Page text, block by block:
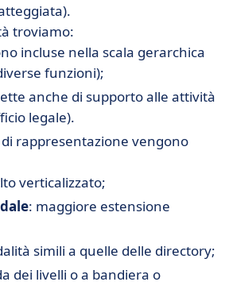
troviamo:
incluse nella scala gerarchica
funzioni);
anche di supporto alle attività
legale).
rappresentazione vengono
verticalizzato;
: maggiore estensione
simili a quelle delle directory;
dei livelli o a bandiera o